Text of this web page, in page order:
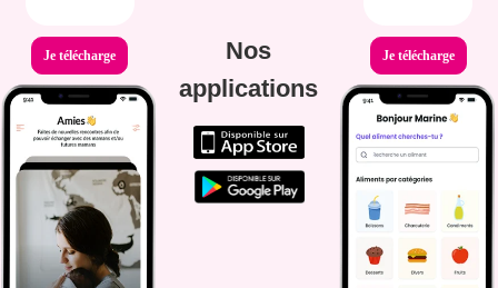
Je télécharge
Nos
applications
Je télécharge